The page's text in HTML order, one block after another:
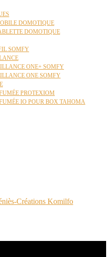
DOMOTIQUE
DOMOTIQUE
SOMFY
ONE+ SOMFY
ONE SOMFY
PROTEXIOM
IO POUR BOX TAHOMA